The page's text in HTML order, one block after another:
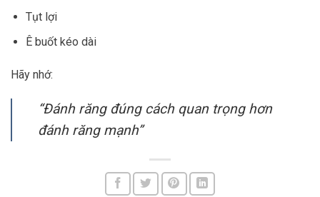
Tụt lợi
Ê buốt kéo dài
Hãy nhớ:
“Đánh răng đúng cách quan trọng hơn
đánh răng mạnh”